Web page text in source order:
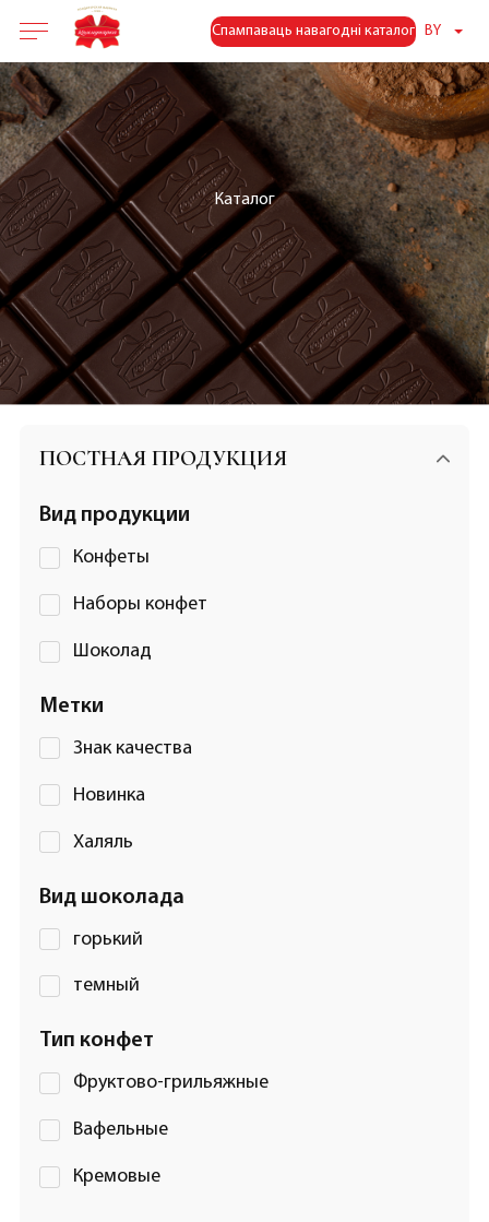
Спампаваць навагодні каталог BY
Каталог
ПОСТНАЯ ПРОДУКЦИЯ
Вид продукции
Конфеты
Наборы конфет
Шоколад
Метки
Знак качества
Новинка
Халяль
Вид шоколада
горький
темный
Тип конфет
Фруктово-грильяжные
Вафельные
Кремовые